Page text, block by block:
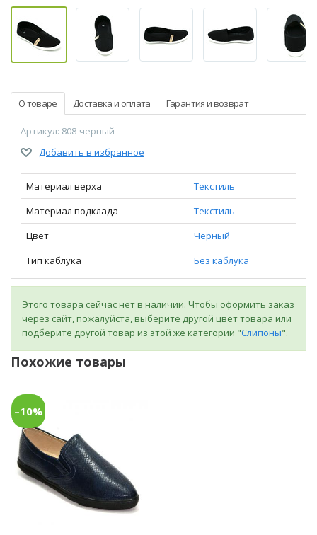
О товаре Доставка и оплата Гарантия и возврат
Артикул: 808-черный
Добавить в избранное
Материал верха
Текстиль
Материал подклада
Текстиль
Цвет
Черный
Тип каблука
Без каблука
Этого товара сейчас нет в наличии. Чтобы оформить заказ
через сайт, пожалуйста, выберите другой цвет товара или
подберите другой товар из этой же категории "Слипоны".
Похожие товары
–10%